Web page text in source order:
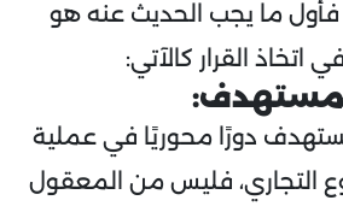
فأول ما يجب الحديث عنه هو
اتخاذ القرار كالآتي:
دورًا محوريًا في عملية
التجاري، فليس من المعقول